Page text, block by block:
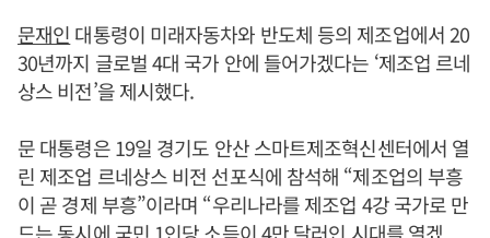
문재인 대통령이 미래자동차와 반도체 등의 제조업에서 20
30년까지 글로벌 4대 국가 안에 들어가겠다는 ‘제조업 르네
상스 비전’을 제시했다.
문 대통령은 19일 경기도 안산 스마트제조혁신센터에서 열
린 제조업 르네상스 비전 선포식에 참석해 “제조업의 부흥
이 곧 경제 부흥”이라며 “우리나라를 제조업 4강 국가로 만